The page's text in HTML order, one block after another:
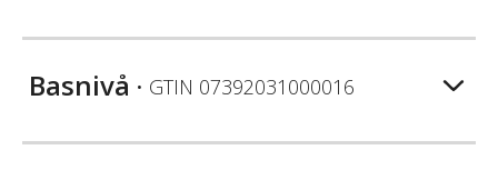
Basnivå • GTIN 07392031000016